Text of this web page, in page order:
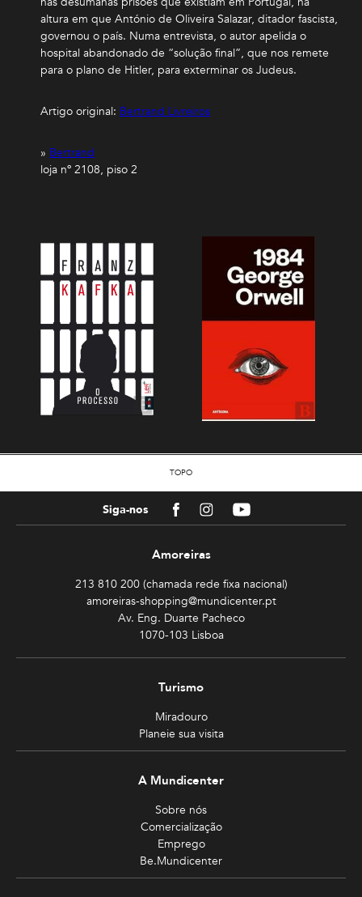
altura em que António de Oliveira Salazar, ditador fascista,
governou o país. Numa entrevista, o autor apelida o
hospital abandonado de “solução final”, que nos remete
para o plano de Hitler, para exterminar os Judeus.
Artigo original: Bertrand Livreiros
» Bertrand
loja nº 2108, piso 2
TOPO
Siga-nos FacebookInstagramYoutube
Amoreiras
213 810 200 (chamada rede fixa nacional)
amoreiras-shopping@mundicenter.pt
Av. Eng. Duarte Pacheco
1070-103 Lisboa
Turismo
Miradouro
Planeie sua visita
A Mundicenter
Sobre nós
Comercialização
Emprego
Be.Mundicenter